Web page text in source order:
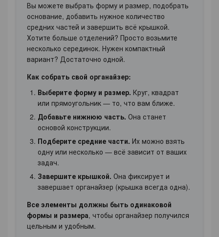
Вы можете выбрать форму и размер, подобрать
основание, добавить нужное количество
средних частей и завершить всё крышкой.
Хотите больше отделений? Просто возьмите
несколько серединок. Нужен компактный
вариант? Достаточно одной.
Как собрать свой органайзер:
Выберите форму и размер. Круг, квадрат
или прямоугольник — то, что вам ближе.
Добавьте нижнюю часть. Она станет
основой конструкции.
Подберите средние части. Их можно взять
одну или несколько — всё зависит от ваших
задач.
Завершите крышкой. Она фиксирует и
завершает органайзер (крышка всегда одна).
Все элементы должны быть одинаковой
формы и размера, чтобы органайзер получился
цельным и удобным.